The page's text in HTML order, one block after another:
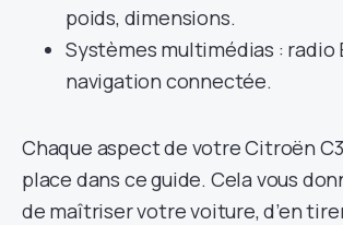
poids, dimensions.
Systèmes multimédias : radio
navigation connectée.
Chaque aspect de votre Citroën
place dans ce guide. Cela vous
de maîtriser votre voiture, d’en